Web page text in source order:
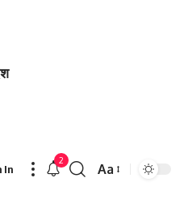
In
2
Font
Aa